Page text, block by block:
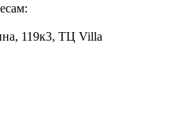
119к3, ТЦ Villa